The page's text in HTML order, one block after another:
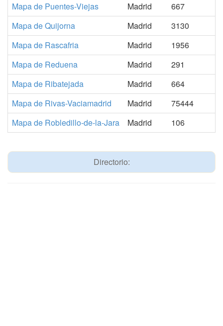
Mapa de Puentes-Viejas
Madrid
667
Mapa de Quijorna
Madrid
3130
Mapa de Rascafria
Madrid
1956
Mapa de Reduena
Madrid
291
Mapa de Ribatejada
Madrid
664
Mapa de Rivas-Vaciamadrid
Madrid
75444
Mapa de Robledillo-de-la-Jara
Madrid 106
Directorio: